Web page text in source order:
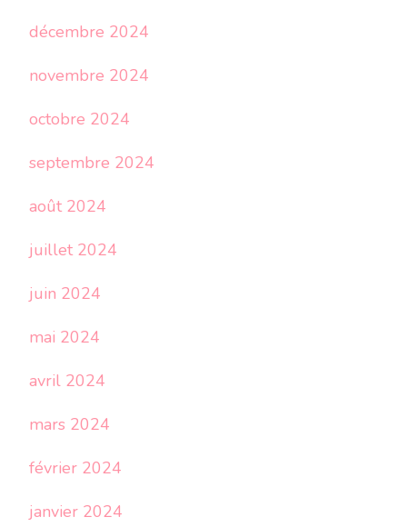
décembre 2024
novembre 2024
octobre 2024
septembre 2024
août 2024
juillet 2024
juin 2024
mai 2024
avril 2024
mars 2024
février 2024
janvier 2024